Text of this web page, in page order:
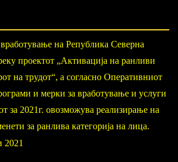
вработување на Република Северна
проектот „Активација на ранливи
на трудот“, а согласно Оперативниот
и мерки за вработување и услуги
за 2021г. овозможува реализирање на
за ранлива категорија на лица.
2021